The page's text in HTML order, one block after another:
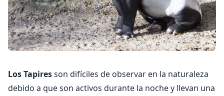
Los Tapiresson difíciles de observar en la naturaleza
debido a que son activos durante la noche y llevan una